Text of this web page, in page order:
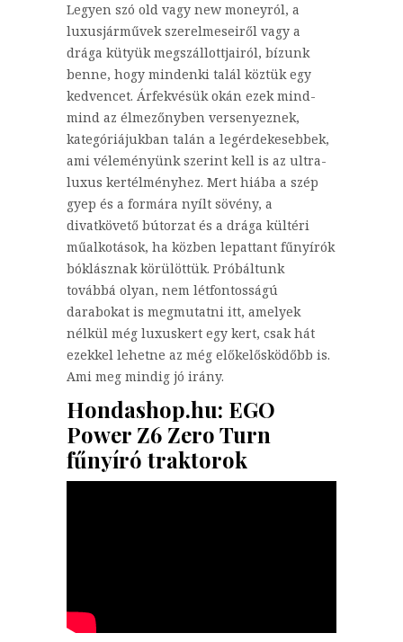
Legyen szó old vagy new moneyról, a
luxusjárművek szerelmeseiről vagy a
drága kütyük megszállottjairól, bízunk
benne, hogy mindenki talál köztük egy
kedvencet. Árfekvésük okán ezek mind-
mind az élmezőnyben versenyeznek,
kategóriájukban talán a legérdekesebbek,
ami véleményünk szerint kell is az ultra-
luxus kertélményhez. Mert hiába a szép
gyep és a formára nyílt sövény, a
divatkövető bútorzat és a drága kültéri
műalkotások, ha közben lepattant fűnyírók
bóklásznak körülöttük. Próbáltunk
továbbá olyan, nem létfontosságú
darabokat is megmutatni itt, amelyek
nélkül még luxuskert egy kert, csak hát
ezekkel lehetne az még előkelősködőbb is.
Ami meg mindig jó irány.
Hondashop.hu: EGO
Power Z6 Zero Turn
fűnyíró traktorok